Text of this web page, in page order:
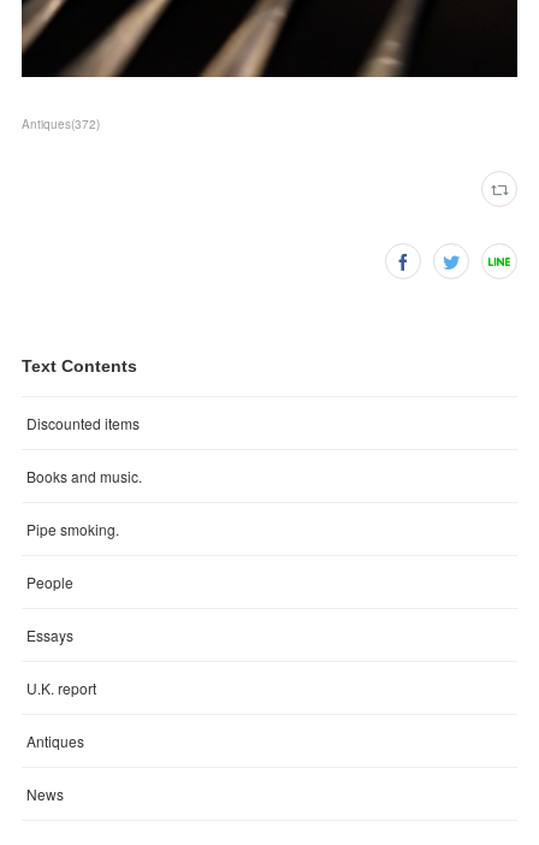
Antiques(372)
Text Contents
Discounted items
Books and music.
Pipe smoking.
People
Essays
U.K. report
Antiques
News